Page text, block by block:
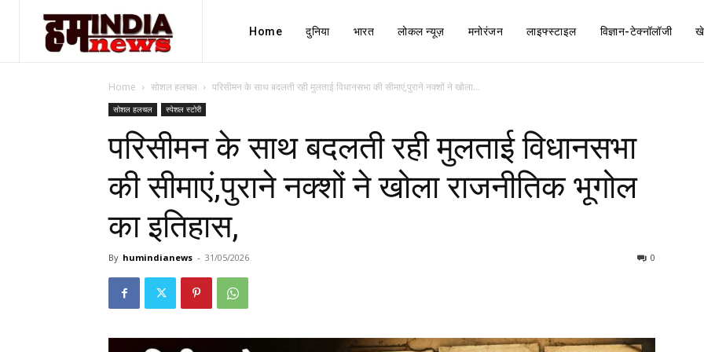
Home दुनिया भारत लोकल न्यूज़ मनोरंजन लाइफ्स्टाइल विज्ञान-टेक्नॉलॉजी
Home सोशल हलचल परिसीमन के साथ बदलती रही मुलताई विधानसभा की सीमाएं,पुराने नक्शों ने खोला...
सोशल हलचल स्पेशल स्टोरी
परिसीमन के साथ बदलती रही मुलताई विधानसभा
की सीमाएं,पुराने नक्शों ने खोला राजनीतिक भूगोल
का इतिहास,
By humindianews - 31/05/2026 0